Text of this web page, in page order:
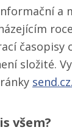
a
časopisy
složité.
send.cz.
všem?